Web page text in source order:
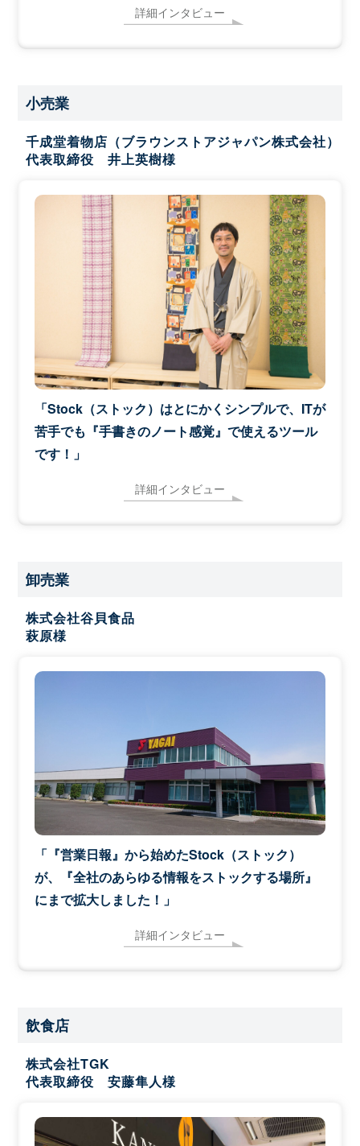
詳細インタビュー
小売業
千成堂着物店（ブラウンストアジャパン株式会社）
代表取締役 井上英樹様
「Stock（ストック）はとにかくシンプルで、ITが
苦手でも『手書きのノート感覚』で使えるツール
です！」
詳細インタビュー
卸売業
株式会社谷貝食品
萩原様
「『営業日報』から始めたStock（ストック）
が、『全社のあらゆる情報をストックする場所』
にまで拡大しました！」
詳細インタビュー
飲食店
株式会社TGK
代表取締役 安藤隼人様